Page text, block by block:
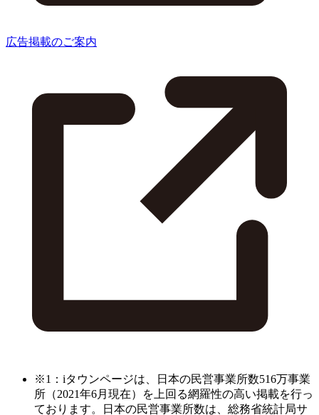
広告掲載のご案内
※1：iタウンページは、日本の民営事業所数516万事業
所（2021年6月現在）を上回る網羅性の高い掲載を行っ
ております。日本の民営事業所数は、総務省統計局サ